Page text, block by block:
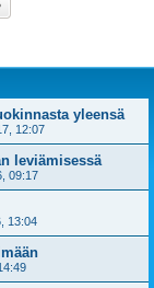
yleensä
12:07
leviämisessä
09:17
13:04